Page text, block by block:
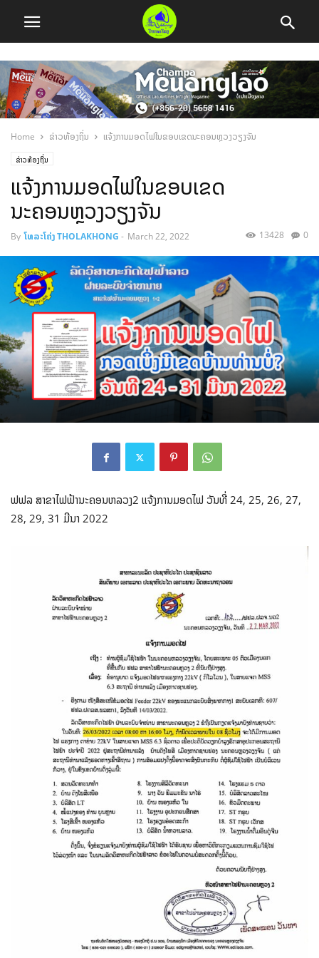
Home ຂ່າວທ້ອງຖິ່ນ ແຈ້ງການມອດໄຟໃນຂອບເຂດນະຄອນຫຼວງວຽງຈັນ
ຂ່າວທ້ອງຖິ່ນ
ແຈ້ງການມອດໄຟໃນຂອບເຂດ
ນະຄອນຫຼວງວຽງຈັນ
By ໂທລະໂຄ່ງ THOLAKHONG - March 22, 2022 0
13428
ຟຟລ ສາຂາໄຟຟ້ານະຄອນຫລວງ2 ແຈ້ງການມອດໄຟ ວັນທີ່ 24, 25, 26, 27,
28, 29, 31 ມີນາ 2022